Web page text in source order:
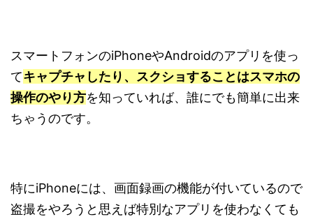
スマートフォンのiPhoneやAndroidのアプリを使っ
てキャプチャしたり、スクショすることはスマホの
操作のやり方を知っていれば、誰にでも簡単に出来
ちゃうのです。
特にiPhoneには、画面録画の機能が付いているので
盗撮をやろうと思えば特別なアプリを使わなくても